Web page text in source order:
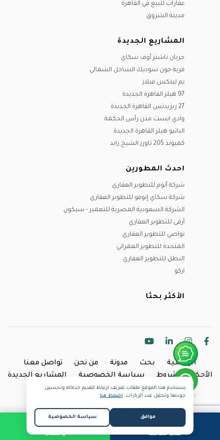
عقارات للبيع في القاهرة
مدينة الشروق
المشاريع الجديدة
جريان ناشنز أوف سكاي
قرية جون سوديك الساحل الشمالي
يم لينكس فيلاز
97 هيلز القاهرة الجديدة
27 ريزيدنس القاهرة الجديدة
وادي ايست مدن رأس الحكمة
الباتيو هيلز القاهرة الجديدة
كمبوند 205 تاورز الشيخ زايد
احدث المطورين
شركة أتوم للتطوير العقاري
شركة سكاي إنوفو للتطوير العقاري
الشركة السعودية المصرية للتعمير - سيكون
أرقى للتطوير العقاري
نواصي للتطوير العقاري
المتحدة للتطوير العمراني
البطل للتطوير العقاري
اركو
الأكثر بحثا
الرئيسية بحث مدونة من نحن
تواصل معنا
الأحكام والشروط
سياسة الخصوصية المشاريع الجديدة
Copyright @2024 Inland.
واتساب طلب مكالمة
يستخدم هذا الموقع ملفات تعريف ارتباط لتقديم خدماته وتحسين
جودتها وتحليل عدد الزيارات. اضغط هنا
موافق سياسة الخصوصية